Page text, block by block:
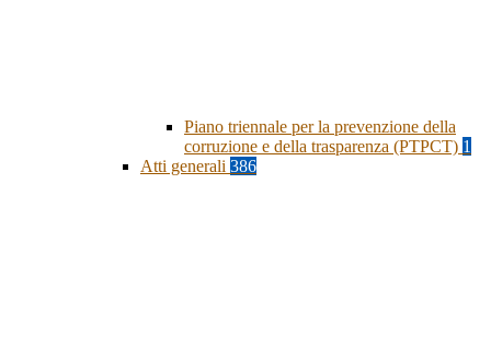
Piano triennale per la prevenzione della
corruzione e della trasparenza (PTPCT) 1
Atti generali 386